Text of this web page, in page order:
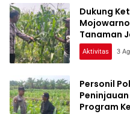
Dukung
Tanaman
Aktivitas 3
Personil
Program